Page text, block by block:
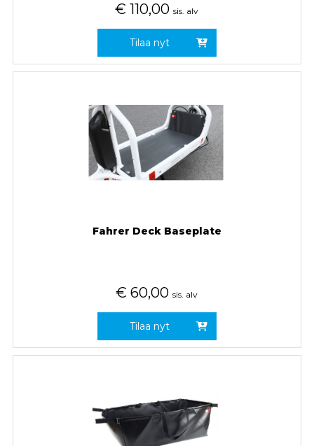
€ 110,00 sis. alv
Tilaa nyt
Fahrer Deck Baseplate
€ 60,00 sis. alv
Tilaa nyt